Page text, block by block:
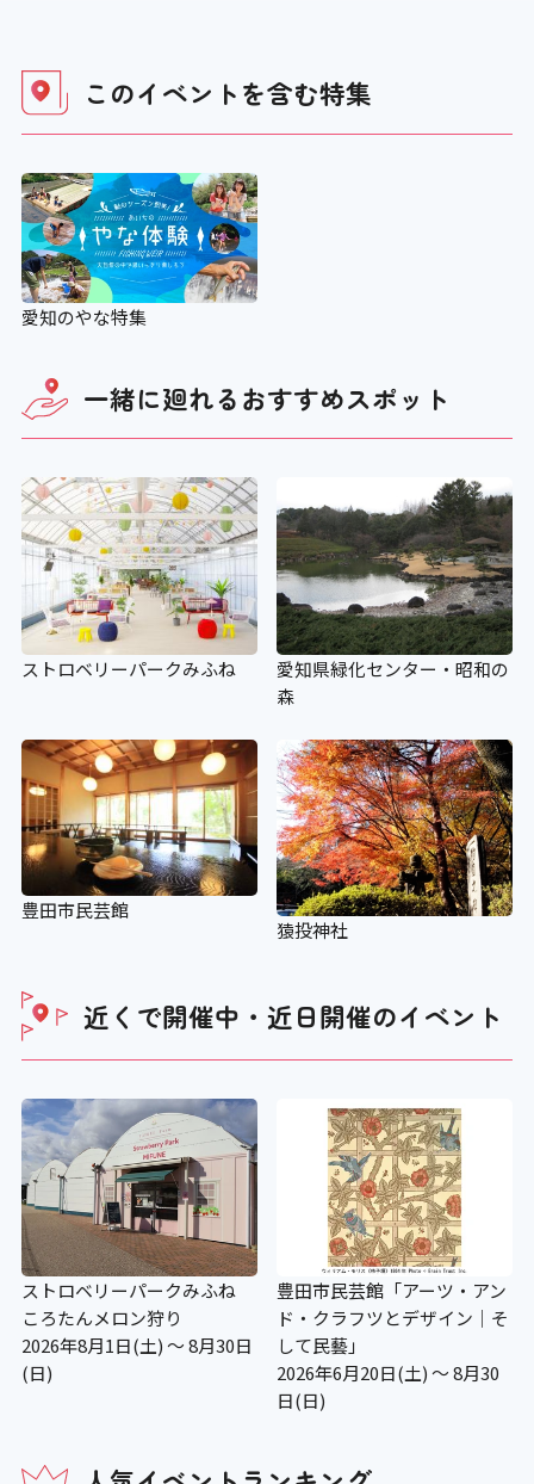
このイベントを含む特集
愛知のやな特集
一緒に廻れるおすすめスポット
ストロベリーパークみふね
愛知県緑化センター・昭和の
森
豊田市民芸館
猿投神社
近くで開催中・近日開催のイベント
ストロベリーパークみふね
ころたんメロン狩り
2026年8月1日(土) ～ 8月30日
(日)
豊田市民芸館「アーツ・アン
ド・クラフツとデザイン│そ
して民藝」
2026年6月20日(土) ～ 8月30
日(日)